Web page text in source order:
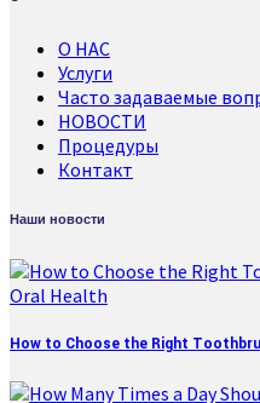
О НАС
Услуги
Часто задаваемые
НОВОСТИ
Процедуры
Контакт
Наши новости
How to Choose the Right